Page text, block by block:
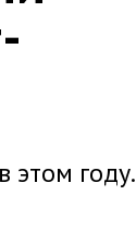
этом году.